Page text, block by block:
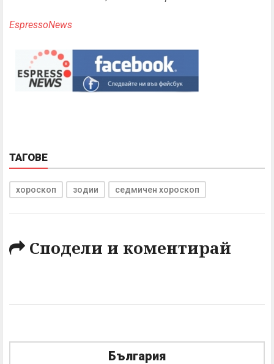
EspressoNews
ТАГОВЕ
хороскоп зодии седмичен хороскоп
Сподели и коментирай
България